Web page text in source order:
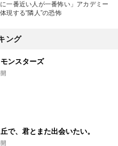
に一番近い人が一番怖い」アカデミー
現する“隣人”の恐怖
ング
ンスターズ
で、君とまた出会いたい。